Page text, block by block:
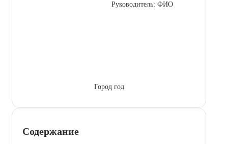
Руководитель: ФИО
Город год
Содержание